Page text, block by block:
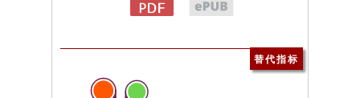
替代指标